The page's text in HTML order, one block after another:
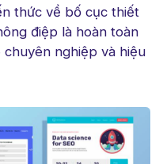
thức về bố cục thiết
điệp là hoàn toàn
nghiệp và hiệu